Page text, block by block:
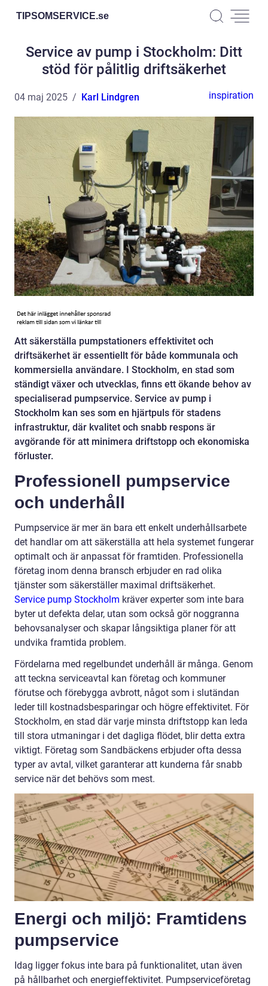
TIPSOMSERVICE.se
Service av pump i Stockholm: Ditt
stöd för pålitlig driftsäkerhet
04 maj 2025 Karl Lindgren inspiration
Att säkerställa pumpstationers effektivitet och
driftsäkerhet är essentiellt för både kommunala och
kommersiella användare. I Stockholm, en stad som
ständigt växer och utvecklas, finns ett ökande behov av
specialiserad pumpservice. Service av pump i
Stockholm kan ses som en hjärtpuls för stadens
infrastruktur, där kvalitet och snabb respons är
avgörande för att minimera driftstopp och ekonomiska
förluster.
Professionell pumpservice
och underhåll
Pumpservice är mer än bara ett enkelt underhållsarbete
det handlar om att säkerställa att hela systemet fungerar
optimalt och är anpassat för framtiden. Professionella
företag inom denna bransch erbjuder en rad olika
tjänster som säkerställer maximal driftsäkerhet.
Service pump Stockholm kräver experter som inte bara
byter ut defekta delar, utan som också gör noggranna
behovsanalyser och skapar långsiktiga planer för att
undvika framtida problem.
Fördelarna med regelbundet underhåll är många. Genom
att teckna serviceavtal kan företag och kommuner
förutse och förebygga avbrott, något som i slutändan
leder till kostnadsbesparingar och högre effektivitet. För
Stockholm, en stad där varje minsta driftstopp kan leda
till stora utmaningar i det dagliga flödet, blir detta extra
viktigt. Företag som Sandbäckens erbjuder ofta dessa
typer av avtal, vilket garanterar att kunderna får snabb
service när det behövs som mest.
Energi och miljö: Framtidens
pumpservice
Idag ligger fokus inte bara på funktionalitet, utan även
på hållbarhet och energieffektivitet. Pumpserviceföretag